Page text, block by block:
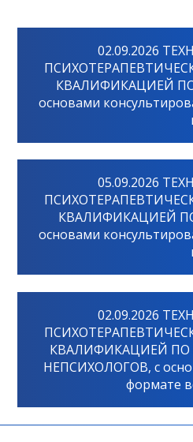
02.09.2026
КВАЛИФИКАЦИЕЙ
основами
05.09.2026
КВАЛИФИКАЦИЕЙ
основами
02.09.2026
КВАЛИФИКАЦИЕЙ
НЕПСИХОЛОГОВ, с
формате